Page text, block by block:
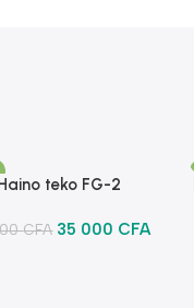
Au Panier
Haino teko FG-2
CFA 35 000 CFA